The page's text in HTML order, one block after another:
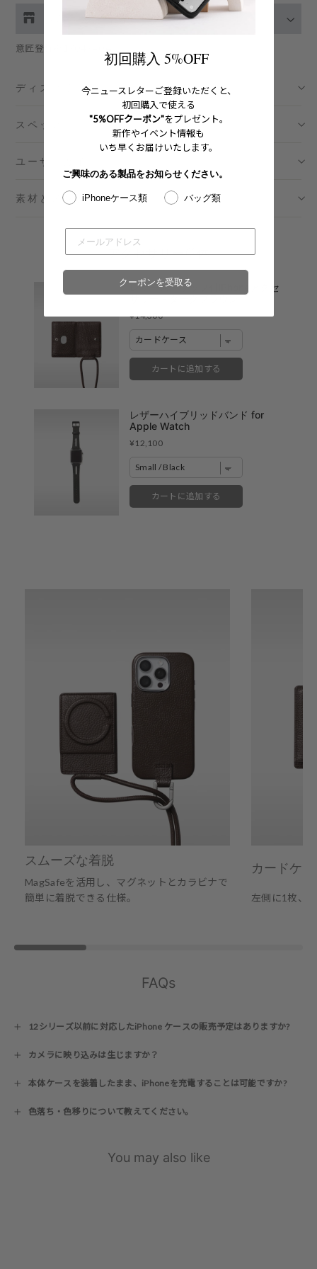
お取り扱い店舗の在庫をチェック
伊勢丹新宿 メンズ館- 在庫 -
渋谷スクランブルスクエア店- 在庫 -X
日本橋コレド室町テラス店- 在庫 - X
大阪梅田グランフロント店
六本木ミッドタウン店- 在庫 -O
名古屋ミッドランドスクエア店
- 在庫 -X
※売り切れやお取り置き等で在庫がない場合がございます。
※各店舗の詳細は
意匠登録第1704740号
ディスクリプション
スペック
ユーザーガイド
素材とメンテナンス
アクセサリー単体
レザーストラップ付iPhoneアクセ
サリー - ダークブラウン
Price
¥14,300
カートに追加する
レザーハイブリッドバンド for
Apple Watch
Price
¥12,100
カートに追加する
スムーズな着脱
MagSafeを活用し、マグネットとカラビナで
簡単に着脱できる仕様。
カードケ
左側に1枚、
FAQs
12シリーズ以前に対応したiPhone ケースの販売予定はありますか?
カメラに映り込みは生じますか？
本体ケースを装着したまま、iPhoneを充電することは可能ですか?
色落ち・色移りについて教えてください。
You may also like
初回購入 5%OFF
今ニュースレターご登録いただくと、
初回購入で使える
"5%OFFクーポン"をプレゼント。
新作やイベント情報も
いち早くお届けいたします。
ご興味のある製品をお知らせください。
iPhoneケース類 バッグ類
クーポンを受取る